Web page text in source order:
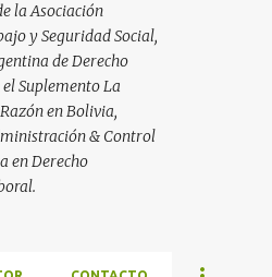
la Asociación
y Seguridad Social,
de Derecho
Suplemento La
en Bolivia,
& Control
en Derecho